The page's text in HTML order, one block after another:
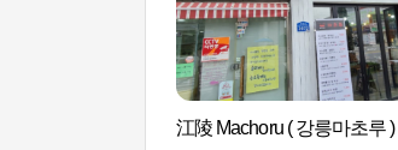
江陵 Machoru ( 강릉마초루 )